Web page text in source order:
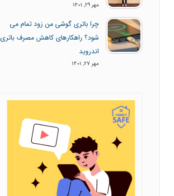
مهر 29, 1401
چرا باتری گوشی من زود تمام می
شود؟ راهکارهای کاهش مصرف باتری
اندروید
مهر 27, 1401